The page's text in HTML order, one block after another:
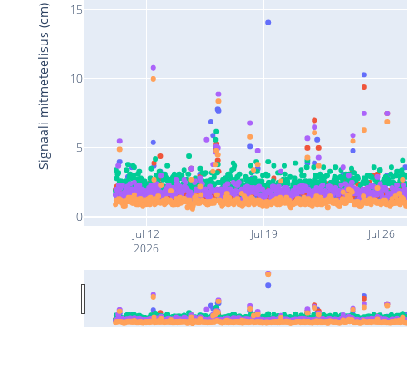
Jul 12
2026
Jul 19 Jul 26
0
5
10
15
Signaali mitmeteelisus (cm)